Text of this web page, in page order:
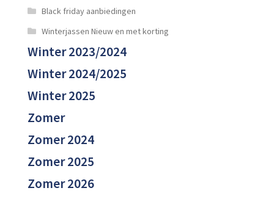
Black friday aanbiedingen
Winterjassen Nieuw en met korting
Winter 2023/2024
Winter 2024/2025
Winter 2025
Zomer
Zomer 2024
Zomer 2025
Zomer 2026